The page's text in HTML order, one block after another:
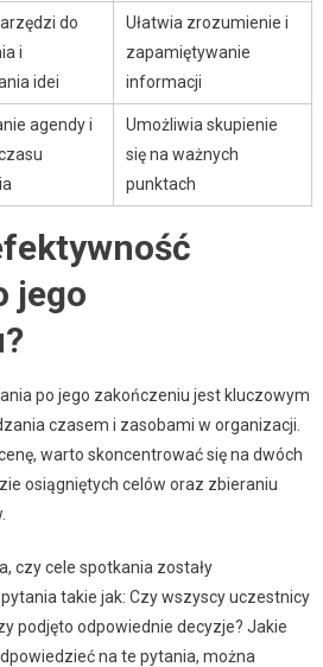
do
i
idei
Ułatwia zrozumienie i
zapamiętywanie
informacji
agendy i
Umożliwia skupienie
się na ważnych
punktach
jego
po jego zakończeniu jest kluczowym
czasem i zasobami w organizacji.
warto skoncentrować się na dwóch
osiągniętych celów oraz zbieraniu
czy cele spotkania zostały
takie jak: Czy wszyscy uczestnicy
podjęto odpowiednie decyzje? Jakie
na te pytania, można